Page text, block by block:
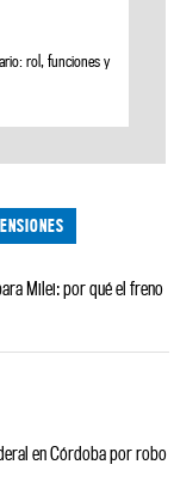
rol, funciones y
Milei: por qué el freno
en Córdoba por robo